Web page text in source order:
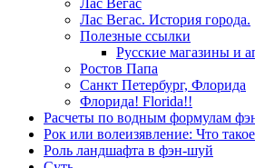
Лас Вегас. История города.
Полезные ссылки
Русские магазины и
Ростов Папа
Санкт Петербург, Флорида
Флорида! Florida!!
Расчеты по водным формулам
Рок или волеизявление: Что
Роль ландшафта в фэн-шуй